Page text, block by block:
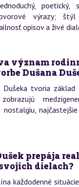
poetický,
výrazy; štýl
opisov a živé
význam
Dušana
Dušeka tvoria základ
nostalgiu,
prepája
dielach?
každodenné